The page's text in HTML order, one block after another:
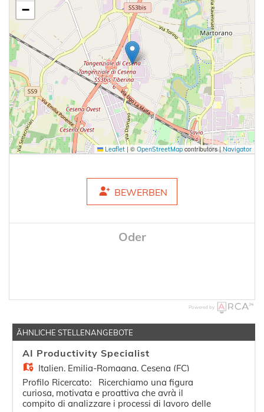
−
Leaflet | © OpenStreetMap contributors |Navigator
BEWERBEN
Oder
Powered by
ÄHNLICHE STELLENANGEBOTE
AI Productivity Specialist
Italien, Emilia-Romagna, Cesena (FC)
Profilo Ricercato: Ricerchiamo una figura
curiosa, motivata e proattiva che avrà il
compito di analizzare i processi di lavoro delle